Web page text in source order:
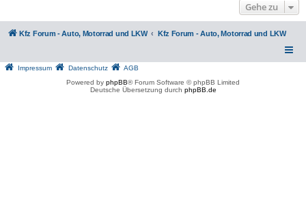
Gehe zu
Kfz Forum - Auto, Motorrad und LKW Kfz Forum - Auto, Motorrad und LKW
Impressum Datenschutz
AGB
Powered by phpBB® Forum Software © phpBB Limited
Deutsche Übersetzung durch phpBB.de